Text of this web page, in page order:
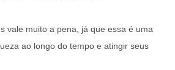
vale muito a pena, já que essa é uma
ao longo do tempo e atingir seus